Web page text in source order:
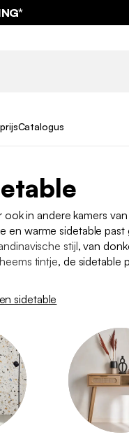
Catalogus
ook in andere kamers
warme sidetable past
stijl, van
tintje, de sidetable
sidetable